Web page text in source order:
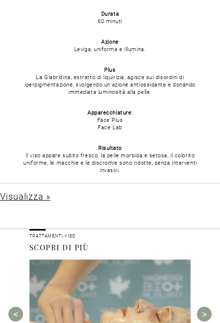
Durata
60 minuti
Azione
Leviga, uniforma e illumina.
Plus
La Glabridina, estratto di liquirizia, agisce sui disordini di
iperpigmentazione, svolgendo un’azione antiossidante e donando
immediata luminosità alla pelle.
Apparecchiature:
Face Plus
Face Lab
Risultato
Il viso appare subito fresco, la pelle morbida e setosa, il colorito
uniforme, le macchie e le discromie sono ridotte, senza interventi
invasivi.
Visualizza »
TRATTAMENTI VISO
SCOPRI DI PIÙ